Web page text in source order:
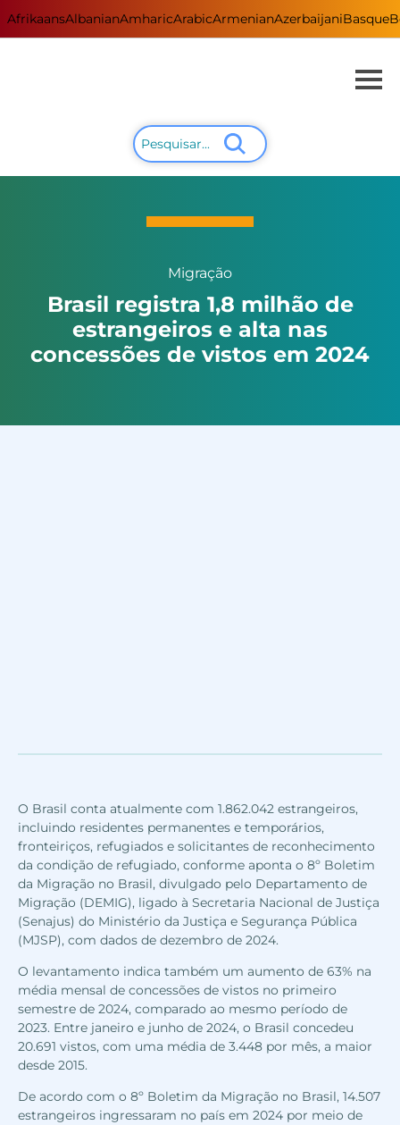
AfrikaansAlbanianAmharicArabicArmenianAzerbaijaniBasque
Migração
Brasil registra 1,8 milhão de
estrangeiros e alta nas
concessões de vistos em 2024
O Brasil conta atualmente com 1.862.042 estrangeiros,
incluindo residentes permanentes e temporários,
fronteiriços, refugiados e solicitantes de reconhecimento
da condição de refugiado, conforme aponta o 8º Boletim
da Migração no Brasil, divulgado pelo Departamento de
Migração (DEMIG), ligado à Secretaria Nacional de Justiça
(Senajus) do Ministério da Justiça e Segurança Pública
(MJSP), com dados de dezembro de 2024.
O levantamento indica também um aumento de 63% na
média mensal de concessões de vistos no primeiro
semestre de 2024, comparado ao mesmo período de
2023. Entre janeiro e junho de 2024, o Brasil concedeu
20.691 vistos, com uma média de 3.448 por mês, a maior
desde 2015.
De acordo com o 8º Boletim da Migração no Brasil, 14.507
estrangeiros ingressaram no país em 2024 por meio de